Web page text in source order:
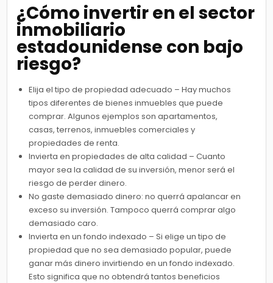
¿Cómo invertir en el sector
inmobiliario
estadounidense con bajo
riesgo?
Elija el tipo de propiedad adecuado – Hay muchos
tipos diferentes de bienes inmuebles que puede
comprar. Algunos ejemplos son apartamentos,
casas, terrenos, inmuebles comerciales y
propiedades de renta.
Invierta en propiedades de alta calidad – Cuanto
mayor sea la calidad de su inversión, menor será el
riesgo de perder dinero.
No gaste demasiado dinero: no querrá apalancar en
exceso su inversión. Tampoco querrá comprar algo
demasiado caro.
Invierta en un fondo indexado – Si elige un tipo de
propiedad que no sea demasiado popular, puede
ganar más dinero invirtiendo en un fondo indexado.
Esto significa que no obtendrá tantos beneficios